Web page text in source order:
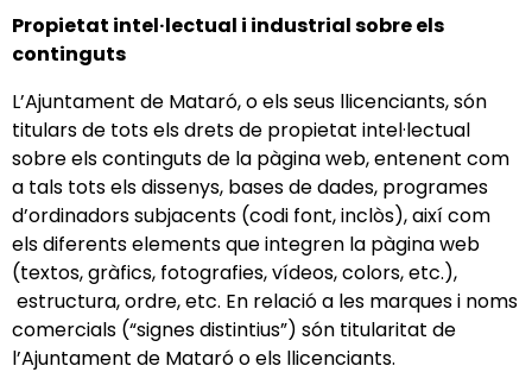
Propietat intel·lectual i industrial sobre els
continguts
L’Ajuntament de Mataró, o els seus llicenciants, són
titulars de tots els drets de propietat intel·lectual
sobre els continguts de la pàgina web, entenent com
a tals tots els dissenys, bases de dades, programes
d’ordinadors subjacents (codi font, inclòs), així com
els diferents elements que integren la pàgina web
(textos, gràfics, fotografies, vídeos, colors, etc.),
estructura, ordre, etc. En relació a les marques i noms
comercials (“signes distintius”) són titularitat de
l’Ajuntament de Mataró o els llicenciants.